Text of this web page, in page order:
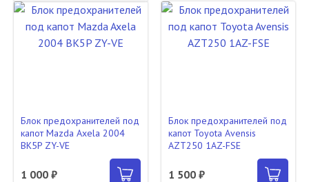
Блок предохранителей под
капот Mazda Axela 2004
BK5P ZY-VE
1 000 ₽
Блок предохранителей под
капот Toyota Avensis
AZT250 1AZ-FSE
1 500 ₽